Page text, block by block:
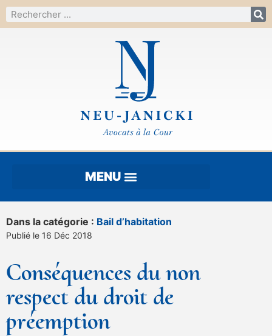
Dans la catégorie : Bail d’habitation
Publié le 16 Déc 2018
Conséquences du non
respect du droit de
préemption